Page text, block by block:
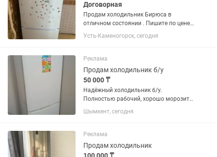
Договорная
Продам холодильник Бирюса в
отличном состоянии . Пишите по цене
договоримся
Усть-Каменогорск, сегодня
Реклама
Продам холодильник б/у
50 000 ₸
Надёжный холодильник б/у.
Полностью рабочий, хорошо морозит
и охлаждает. Аккуратно
использовался, внутри чистый.
квартиры.
Шымкент, сегодня
Реклама
Продам холодильник